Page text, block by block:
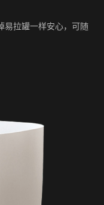
易拉罐一样安心，可随